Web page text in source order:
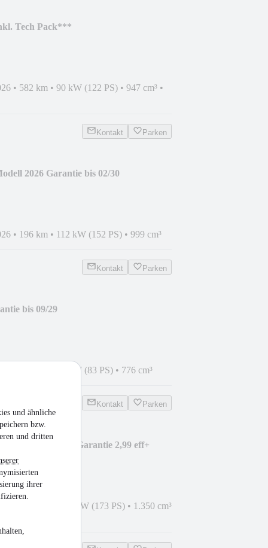
und ähnliche
bzw.
und dritten
ihrer
Tech Pack***
• 582 km • 90 kW (122 PS) • 947 cm³ •
Kontakt Parken
2026 Garantie bis 02/30
• 196 km • 112 kW (152 PS) • 999 cm³
Kontakt Parken
bis 09/29
61 kW (83 PS) • 776 cm³
Kontakt Parken
S EVO+4J Garantie 2,99 eff+
127 kW (173 PS) • 1.350 cm³